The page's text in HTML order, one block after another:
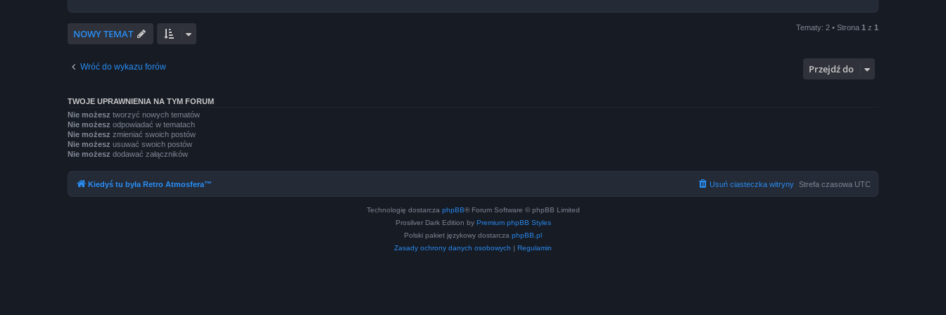
NOWY TEMAT Tematy: 2 • Strona 1 z 1
Wróć do wykazu forów Przejdź do
TWOJE UPRAWNIENIA NA TYM FORUM
Nie możesz tworzyć nowych tematów
Nie możesz odpowiadać w tematach
Nie możesz zmieniać swoich postów
Nie możesz usuwać swoich postów
Nie możesz dodawać załączników
Kiedyś tu była Retro Atmosfera™ Strefa czasowa UTC
Usuń ciasteczka witryny
Technologię dostarcza phpBB® Forum Software © phpBB Limited
Prosilver Dark Edition by Premium phpBB Styles
Polski pakiet językowy dostarcza phpBB.pl
Zasady ochrony danych osobowych | Regulamin